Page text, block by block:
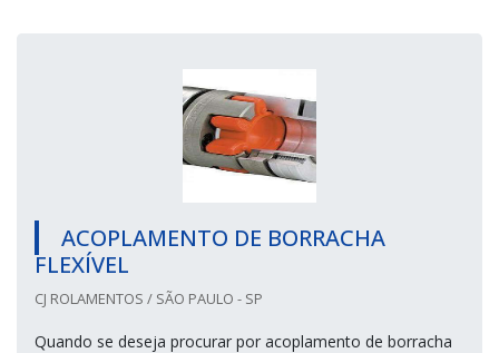
ACOPLAMENTO DE BORRACHA
FLEXÍVEL
CJ ROLAMENTOS / SÃO PAULO - SP
Quando se deseja procurar por acoplamento de borracha